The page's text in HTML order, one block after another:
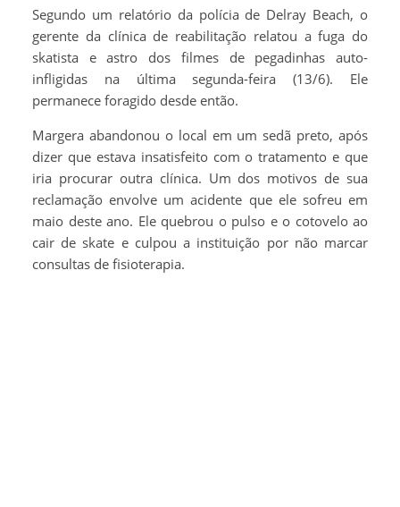
Segundo um relatório da polícia de Delray Beach, o
gerente da clínica de reabilitação relatou a fuga do
skatista e astro dos filmes de pegadinhas auto-
infligidas na última segunda-feira (13/6). Ele
permanece foragido desde então.
Margera abandonou o local em um sedã preto, após
dizer que estava insatisfeito com o tratamento e que
iria procurar outra clínica. Um dos motivos de sua
reclamação envolve um acidente que ele sofreu em
maio deste ano. Ele quebrou o pulso e o cotovelo ao
cair de skate e culpou a instituição por não marcar
consultas de fisioterapia.